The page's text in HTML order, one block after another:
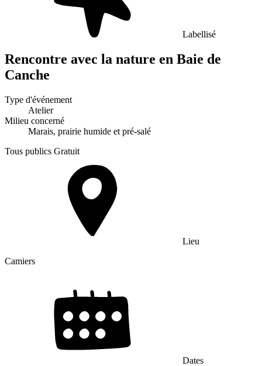
Labellisé
Rencontre avec la nature en Baie de
Canche
Type d'événement
Atelier
Milieu concerné
Marais, prairie humide et pré-salé
Tous publics Gratuit
Lieu
Camiers
Dates